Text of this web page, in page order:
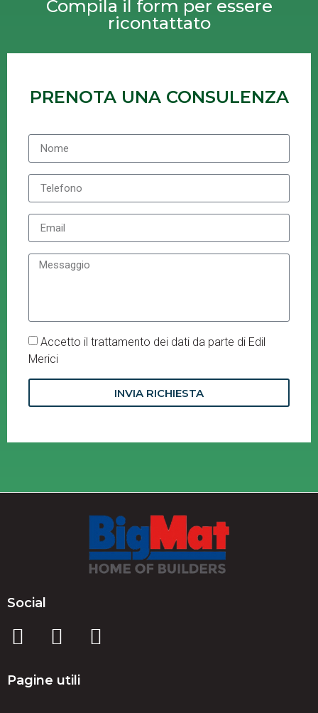
Compila il form per essere
ricontattato
PRENOTA UNA CONSULENZA
Accetto il trattamento dei dati da parte di Edil
Merici
INVIA RICHIESTA
Social
Pagine utili